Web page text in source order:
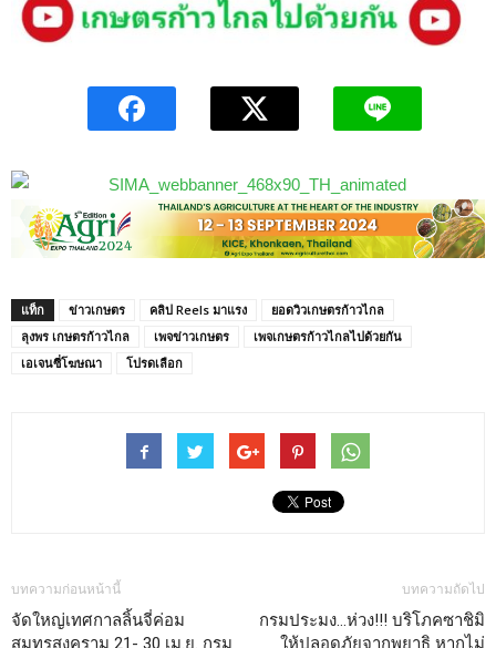
แท็ก ข่าวเกษตร คลิป Reels มาแรง
ยอดวิวเกษตรก้าวไกล
ลุงพร เกษตรก้าวไกล
เพจข่าวเกษตร
เพจเกษตรก้าวไกลไปด้วยกัน
เอเจนซี่โฆษณา
โปรดเลือก
บทความก่อนหน้านี้
จัดใหญ่เทศกาลลิ้นจี่ค่อม
สมุทรสงคราม 21- 30 เม.ย. กรม
บทความถัดไป
กรมประมง…ห่วง!!! บริโภคซาชิมิ
ให้ปลอดภัยจากพยาธิ หากไม่